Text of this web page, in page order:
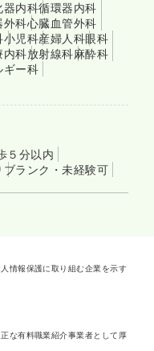
器内科循環器内科
外科心臓血管外科
小児科産婦人科眼科
内科放射線科麻酔科
ギー科
５分以内
ブランク・未経験可
情報保護に取り組む企業を示す
な有料職業紹介事業者として厚